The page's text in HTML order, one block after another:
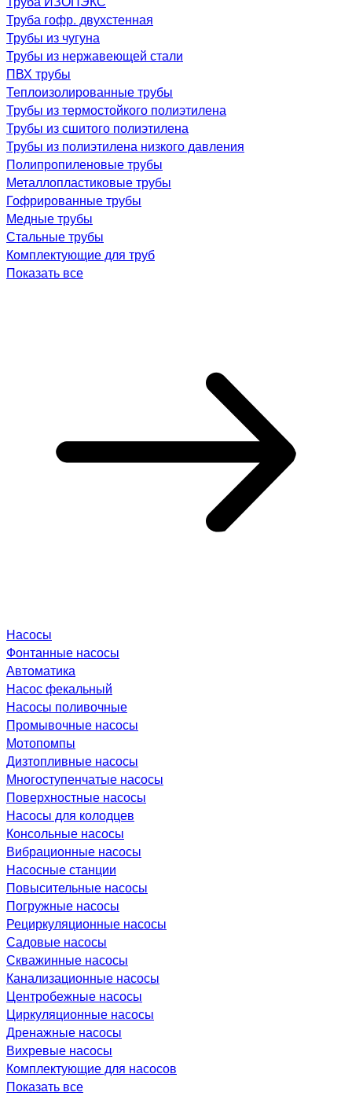
Труба гофр. двухстенная
Трубы из чугуна
Трубы из нержавеющей стали
ПВХ трубы
Теплоизолированные трубы
Трубы из термостойкого полиэтилена
Трубы из сшитого полиэтилена
Трубы из полиэтилена низкого давления
Полипропиленовые трубы
Металлопластиковые трубы
Гофрированные трубы
Медные трубы
Стальные трубы
Комплектующие для труб
Показать все
Насосы
Фонтанные насосы
Автоматика
Насос фекальный
Насосы поливочные
Промывочные насосы
Мотопомпы
Дизтопливные насосы
Многоступенчатые насосы
Поверхностные насосы
Насосы для колодцев
Консольные насосы
Вибрационные насосы
Насосные станции
Повысительные насосы
Погружные насосы
Рециркуляционные насосы
Садовые насосы
Скважинные насосы
Канализационные насосы
Центробежные насосы
Циркуляционные насосы
Дренажные насосы
Вихревые насосы
Комплектующие для насосов
Показать все